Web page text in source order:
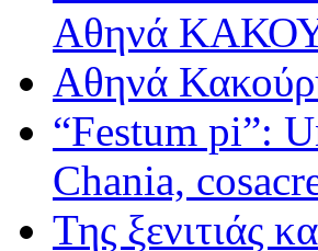
Αθηνά
Αθηνά
“Festum pi”:
Chania,
Της ξενιτιάς